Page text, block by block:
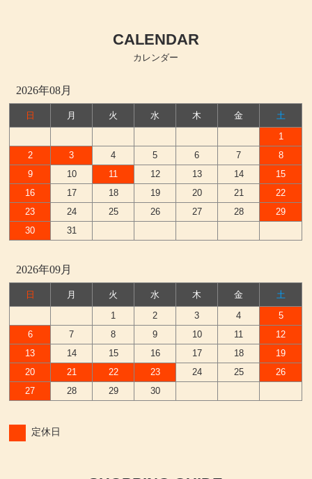
CALENDAR
カレンダー
2026年08月
日 月 火 水 木 金
土
1
2
3 4 5 6 7
8
9
10 11 12 13 14
15
16
17 18 19 20 21
22
23
24 25 26 27 28
29
30
31
2026年09月
日 月 火 水 木 金
土
1
2 3 4
5
6
7 8 9 10 11
12
13
14 15 16 17 18
19
20
21 22 23 24 25
26
27
28 29 30
定休日